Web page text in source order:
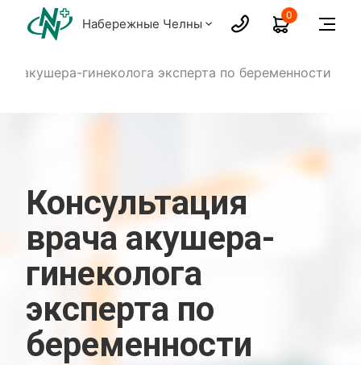
Набережные Челны
0
акушера-гинеколога эксперта по беременности
Консультация
врача акушера-
гинеколога
эксперта по
беременности